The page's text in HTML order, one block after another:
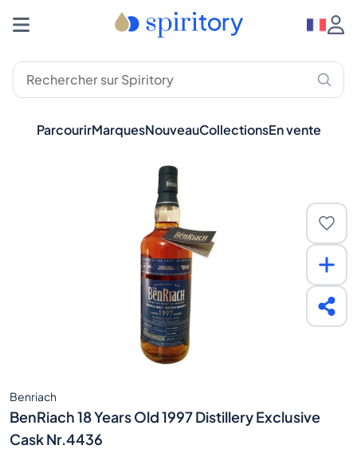
ParcourirMarquesNouveauCollectionsEn vente
Benriach
BenRiach 18 Years Old 1997 Distillery Exclusive
Cask Nr.4436